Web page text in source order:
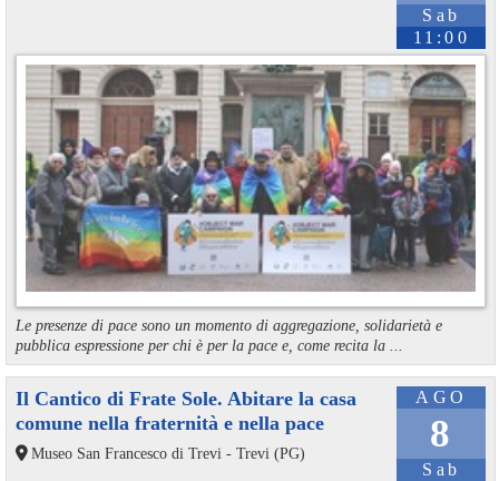
Sab
11:00
Le presenze di pace sono un momento di aggregazione, solidarietà e
pubblica espressione per chi è per la pace e, come recita la ...
AGO
8
Sab
Il Cantico di Frate Sole. Abitare la casa
comune nella fraternità e nella pace
Museo San Francesco di Trevi - Trevi (PG)